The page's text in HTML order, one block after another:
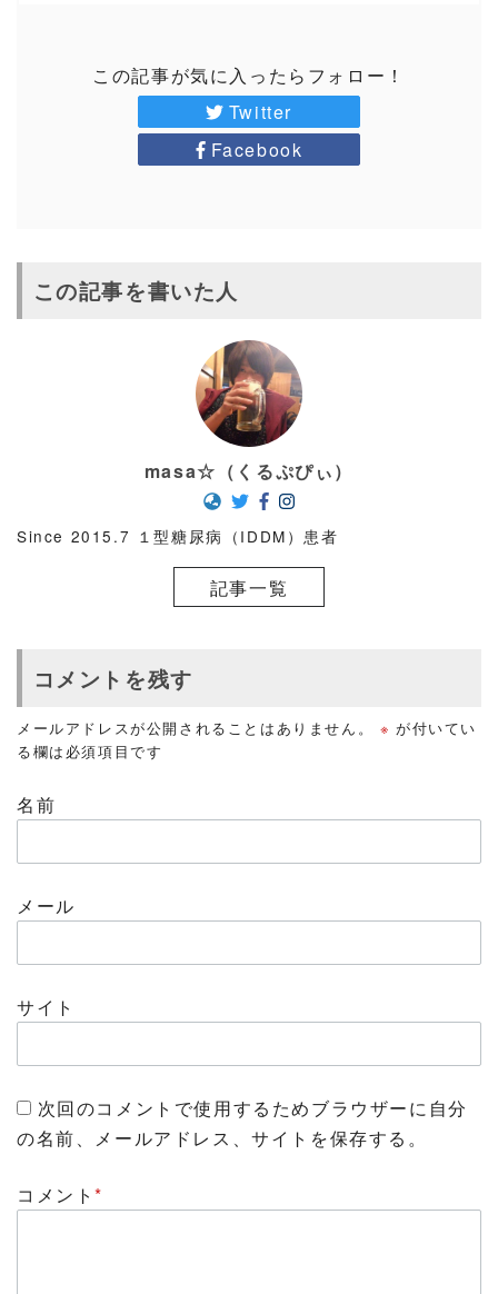
この記事が気に入ったらフォロー！
Twitter
Facebook
この記事を書いた人
masa☆（くるぷぴぃ）
Since 2015.7 １型糖尿病（IDDM）患者
記事一覧
コメントを残す
メールアドレスが公開されることはありません。 ※ が付いてい
る欄は必須項目です
名前
メール
サイト
次回のコメントで使用するためブラウザーに自分
の名前、メールアドレス、サイトを保存する。
コメント*